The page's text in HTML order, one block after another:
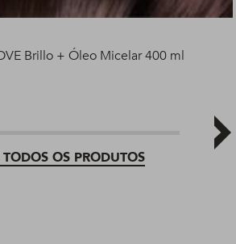
OS PRODUTOS
Brillo + Óleo Micelar 400 ml